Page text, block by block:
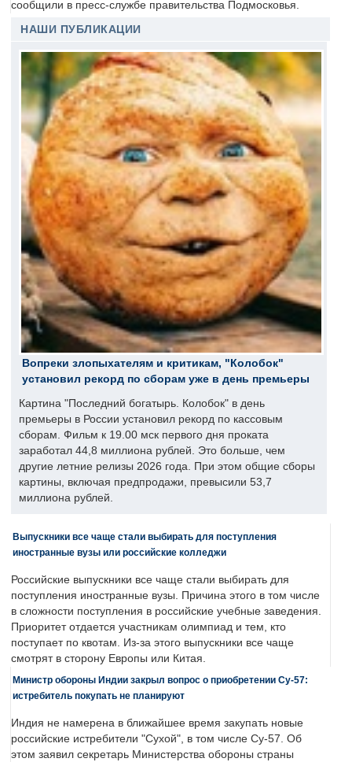
сообщили в пресс-службе правительства Подмосковья.
НАШИ ПУБЛИКАЦИИ
Вопреки злопыхателям и критикам, "Колобок"
установил рекорд по сборам уже в день премьеры
Картина "Последний богатырь. Колобок" в день
премьеры в России установил рекорд по кассовым
сборам. Фильм к 19.00 мск первого дня проката
заработал 44,8 миллиона рублей. Это больше, чем
другие летние релизы 2026 года. При этом общие сборы
картины, включая предпродажи, превысили 53,7
миллиона рублей.
Выпускники все чаще стали выбирать для поступления
иностранные вузы или российские колледжи
Российские выпускники все чаще стали выбирать для
поступления иностранные вузы. Причина этого в том числе
в сложности поступления в российские учебные заведения.
Приоритет отдается участникам олимпиад и тем, кто
поступает по квотам. Из-за этого выпускники все чаще
смотрят в сторону Европы или Китая.
Министр обороны Индии закрыл вопрос о приобретении Су-57:
истребитель покупать не планируют
Индия не намерена в ближайшее время закупать новые
российские истребители "Сухой", в том числе Су-57. Об
этом заявил секретарь Министерства обороны страны